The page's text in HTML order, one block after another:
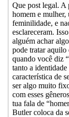
Que post legal. A
homem e mulher,
feminilidade, e
esclareceram.
alguém achar
pode tratar
quando você diz
tanto a
característica de
ser algo muito
com esses
tua fala de
Butler coloca da